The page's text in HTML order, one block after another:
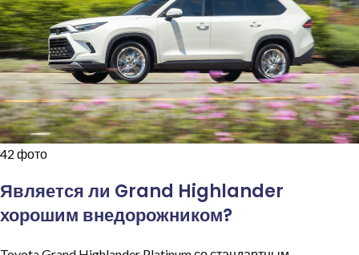
42 фото
Является ли Grand Highlander
хорошим внедорожником?